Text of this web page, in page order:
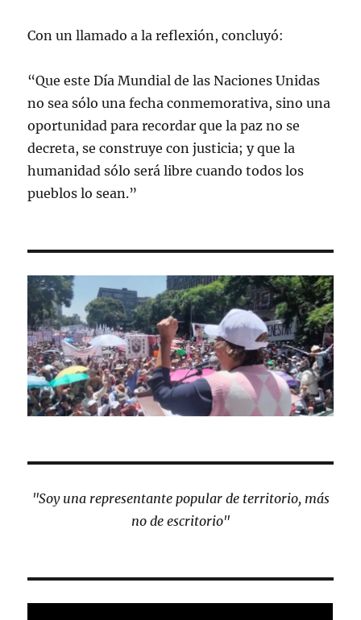
Con un llamado a la reflexión, concluyó:
“Que este Día Mundial de las Naciones Unidas
no sea sólo una fecha conmemorativa, sino una
oportunidad para recordar que la paz no se
decreta, se construye con justicia; y que la
humanidad sólo será libre cuando todos los
pueblos lo sean.”
"Soy una representante popular de territorio, más
no de escritorio"